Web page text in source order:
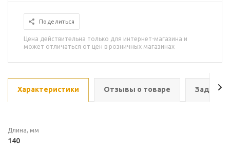
Поделиться
Цена действительна только для интернет-магазина и
может отличаться от цен в розничных магазинах
Характеристики Отзывы о товаре Задать
Длина, мм
140